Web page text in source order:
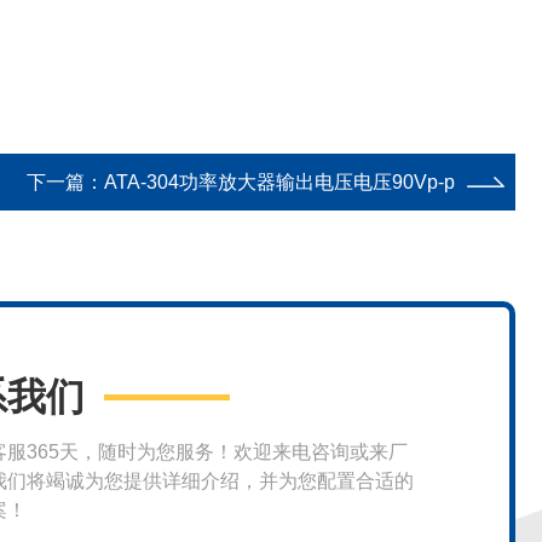
下一篇： ATA-304功率放大器输出电压电压90Vp-p
们
服365天，随时为您服务！欢迎来电咨询或来厂
们将竭诚为您提供详细介绍，并为您配置合适的